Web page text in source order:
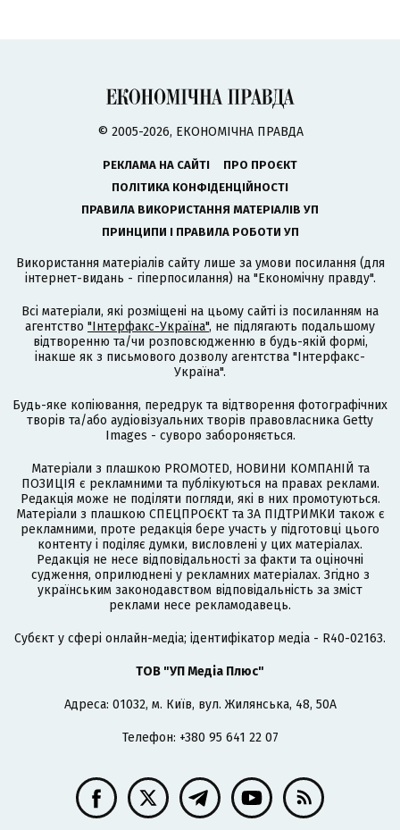
© 2005-2026, ЕКОНОМІЧНА ПРАВДА
РЕКЛАМА НА САЙТІ
ПРО ПРОЄКТ
ПОЛІТИКА КОНФІДЕНЦІЙНОСТІ
ПРАВИЛА ВИКОРИСТАННЯ МАТЕРІАЛІВ УП
ПРИНЦИПИ І ПРАВИЛА РОБОТИ УП
Використання матеріалів сайту лише за умови посилання (для
інтернет-видань - гіперпосилання) на "Економічну правду".
Всі матеріали, які розміщені на цьому сайті із посиланням на
агентство "Інтерфакс-Україна", не підлягають подальшому
відтворенню та/чи розповсюдженню в будь-якій формі,
інакше як з письмового дозволу агентства "Інтерфакс-
Україна".
Будь-яке копіювання, передрук та відтворення фотографічних
творів та/або аудіовізуальних творів правовласника Getty
Images - суворо забороняється.
Матеріали з плашкою PROMOTED, НОВИНИ КОМПАНІЙ та
ПОЗИЦІЯ є рекламними та публікуються на правах реклами.
Редакція може не поділяти погляди, які в них промотуються.
Матеріали з плашкою СПЕЦПРОЄКТ та ЗА ПІДТРИМКИ також є
рекламними, проте редакція бере участь у підготовці цього
контенту і поділяє думки, висловлені у цих матеріалах.
Редакція не несе відповідальності за факти та оціночні
судження, оприлюднені у рекламних матеріалах. Згідно з
українським законодавством відповідальність за зміст
реклами несе рекламодавець.
Cубєкт у сфері онлайн-медіа; ідентифікатор медіа - R40-02163.
ТОВ "УП Медіа Плюс"
Адреса: 01032, м. Київ, вул. Жилянська, 48, 50А
Телефон: +380 95 641 22 07